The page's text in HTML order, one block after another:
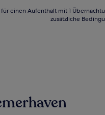
einen Aufenthalt mit 1
zusätzliche